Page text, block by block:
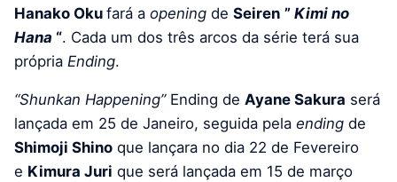
Hanako Oku fará a opening de Seiren ” Kimi no
Hana “. Cada um dos três arcos da série terá sua
própria Ending.
“Shunkan Happening”Ending de Ayane Sakura será
lançada em 25 de Janeiro, seguida pela ending de
Shimoji Shino que lançara no dia 22 de Fevereiro
e Kimura Juri que será lançada em 15 de março